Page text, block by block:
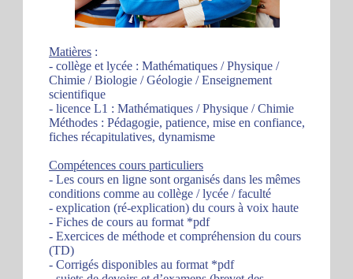
Matières :
- collège et lycée : Mathématiques / Physique /
Chimie / Biologie / Géologie / Enseignement
scientifique
- licence L1 : Mathématiques / Physique / Chimie
Méthodes : Pédagogie, patience, mise en confiance,
fiches récapitulatives, dynamisme
Compétences cours particuliers
- Les cours en ligne sont organisés dans les mêmes
conditions comme au collège / lycée / faculté
- explication (ré-explication) du cours à voix haute
- Fiches de cours au format *pdf
- Exercices de méthode et compréhension du cours
(TD)
- Corrigés disponibles au format *pdf